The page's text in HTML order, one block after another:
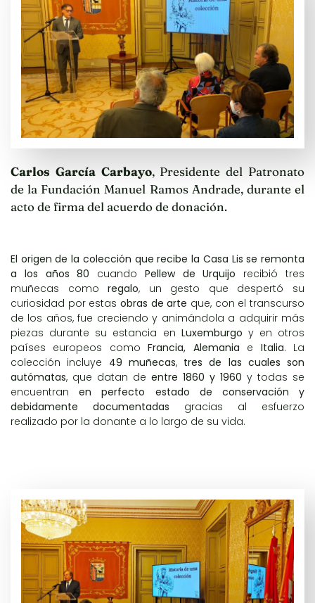
Carlos García Carbayo, Presidente del Patronato
de la Fundación Manuel Ramos Andrade, durante el
acto de firma del acuerdo de donación.
El origen de la colección que recibe la Casa Lis se remonta
a los años 80 cuando Pellew de Urquijo recibió tres
muñecas comoregalo, un gesto que despertó su
curiosidad por estas obras de arte que, con el transcurso
de los años, fue creciendo y animándola a adquirir más
piezas durante su estancia en Luxemburgo y en otros
países europeos comoFrancia, Alemania e Italia. La
colección incluye 49 muñecas, tres de las cuales son
autómatas, que datan de entre 1860 y 1960 y todas se
encuentranen perfecto estado de conservación y
debidamente documentadas gracias al esfuerzo
realizado por la donante a lo largo de su vida.